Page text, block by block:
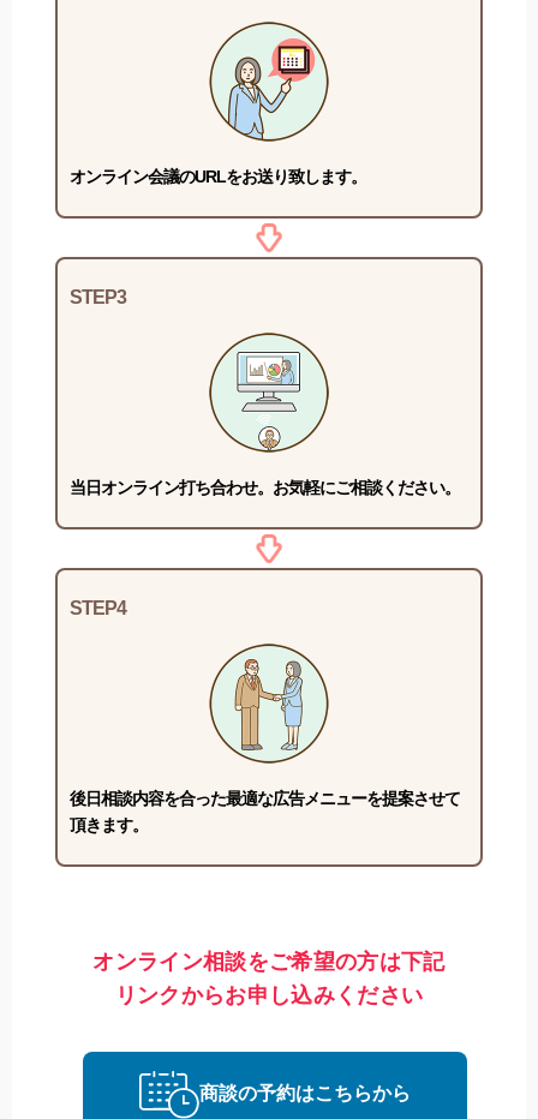
オンライン会議のURLをお送り致します。
STEP3
当日オンライン打ち合わせ。お気軽にご相談ください。
STEP4
後日相談内容を合った最適な広告メニューを提案させて
頂きます。
オンライン相談をご希望の方は下記
リンクからお申し込みください
商談の予約はこちらから